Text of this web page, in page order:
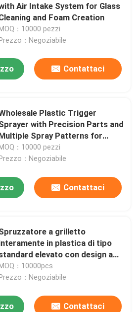
Air Intake System for Glass
and Foam Creation
：10000 pezzi
：Negoziabile
Contattaci
Plastic Trigger
with Precision Parts and
Spray Patterns for
Proof Garden Spraying
MOQ：10000 pezzi
Prezzo：Negoziabile
Contattaci
a grilletto
in plastica di tipo
elevato con design a
di perdite per uso
e industriale
MOQ：10000pcs
Prezzo：Negoziabile
Contattaci